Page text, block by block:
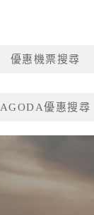
優惠機票搜尋
AGODA優惠搜尋